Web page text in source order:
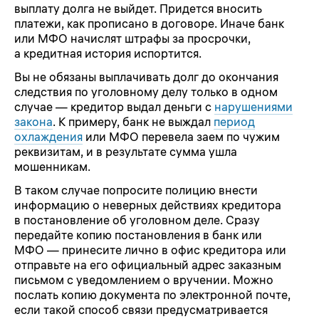
выплату долга не выйдет. Придется вносить
платежи, как прописано в договоре. Иначе банк
или МФО начислят штрафы за просрочки,
а кредитная история испортится.
Вы не обязаны выплачивать долг до окончания
следствия по уголовному делу только в одном
случае — кредитор выдал деньги с нарушениями
закона. К примеру, банк не выждал период
охлаждения или МФО перевела заем по чужим
реквизитам, и в результате сумма ушла
мошенникам.
В таком случае попросите полицию внести
информацию о неверных действиях кредитора
в постановление об уголовном деле. Сразу
передайте копию постановления в банк или
МФО — принесите лично в офис кредитора или
отправьте на его официальный адрес заказным
письмом с уведомлением о вручении. Можно
послать копию документа по электронной почте,
если такой способ связи предусматривается